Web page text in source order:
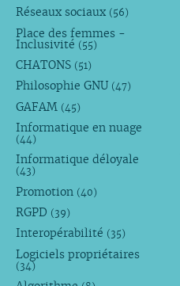
Réseaux sociaux (56)
Place des femmes -
Inclusivité (55)
CHATONS (51)
Philosophie GNU (47)
GAFAM (45)
Informatique en nuage
(44)
Informatique déloyale
(43)
Promotion (40)
RGPD (39)
Interopérabilité (35)
Logiciels propriétaires
(34)